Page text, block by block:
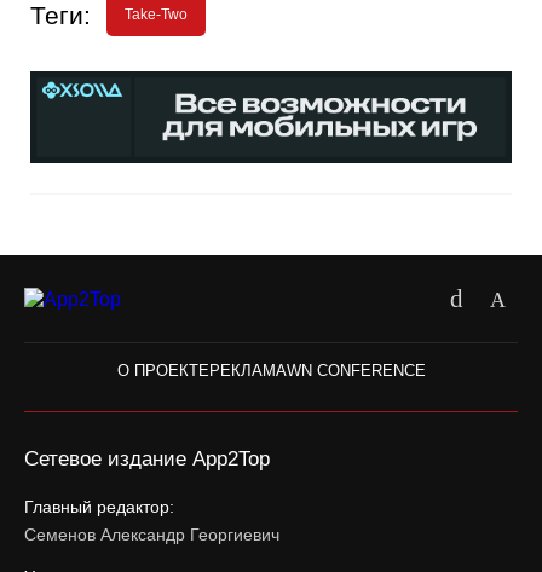
Теги: Take-Two
О ПРОЕКТЕРЕКЛАМАWN CONFERENCE
Сетевое издание App2Top
Главный редактор:
Семенов Александр Георгиевич